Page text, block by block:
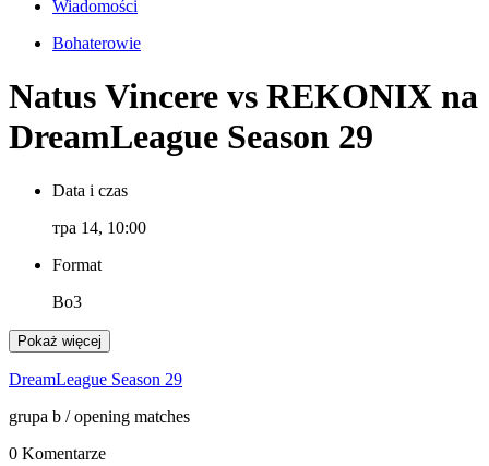
Wiadomości
Bohaterowie
Natus Vincere vs REKONIX na
DreamLeague Season 29
Data i czas
тра 14, 10:00
Format
Bo3
Pokaż więcej
DreamLeague Season 29
grupa b / opening matches
0 Komentarze